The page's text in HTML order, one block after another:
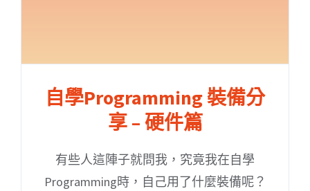
自學Programming 裝備分
享 – 硬件篇
有些人這陣子就問我，究竟我在自學
Programming時，自己用了什麼裝備呢？